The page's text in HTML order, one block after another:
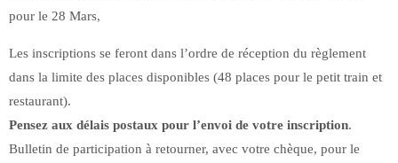
pour le 28 Mars,
Les inscriptions se feront dans l’ordre de réception du règlement
dans la limite des places disponibles (48 places pour le petit train et
restaurant).
Pensez aux délais postaux pour l’envoi de votre inscription.
Bulletin de participation à retourner, avec votre chèque, pour le